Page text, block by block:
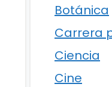
Botánica
Carrera
Ciencia
Cine